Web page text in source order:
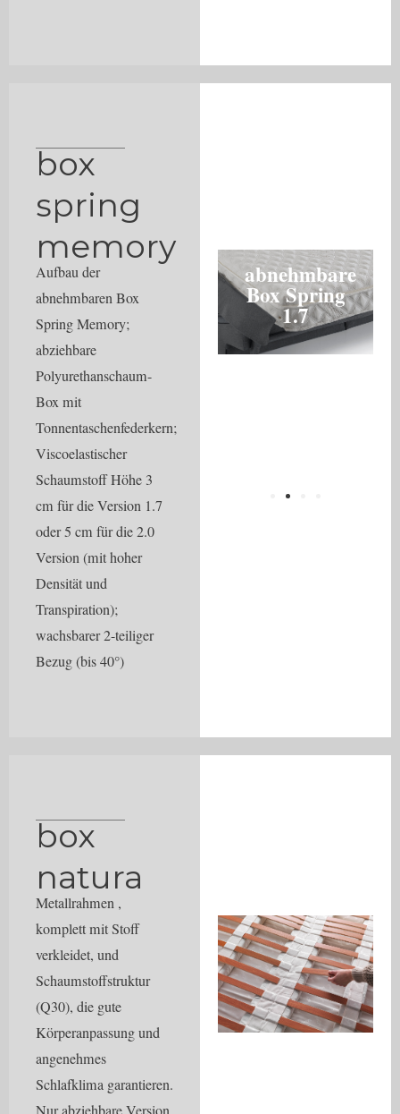
box
spring
memory
Aufbau der
abnehmbaren Box
Spring Memory;
abziehbare
Polyurethanschaum-
Box mit
Tonnentaschenfederkern;
Viscoelastischer
Schaumstoff Höhe 3
cm für die Version 1.7
oder 5 cm für die 2.0
Version (mit hoher
Densität und
Transpiration);
wachsbarer 2-teiliger
Bezug (bis 40°)
abnehmbare
Box Spring
1.7
Box
box
natura
Metallrahmen ,
komplett mit Stoff
verkleidet, und
Schaumstoffstruktur
(Q30), die gute
Körperanpassung und
angenehmes
Schlafklima garantieren.